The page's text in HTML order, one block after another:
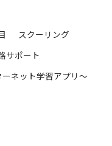
スクーリング
サポート
ネット学習アプリ～